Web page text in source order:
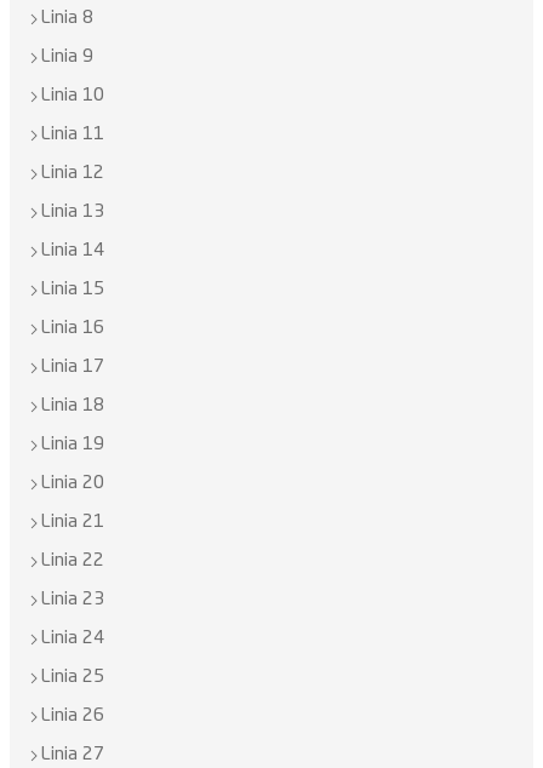
Linia 8
Linia 9
Linia 10
Linia 11
Linia 12
Linia 13
Linia 14
Linia 15
Linia 16
Linia 17
Linia 18
Linia 19
Linia 20
Linia 21
Linia 22
Linia 23
Linia 24
Linia 25
Linia 26
Linia 27